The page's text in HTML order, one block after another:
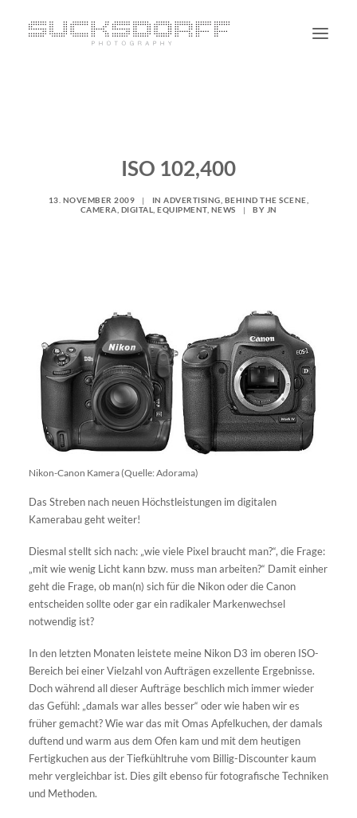
CONTACT
ISO 102,400
13. NOVEMBER 2009 | INADVERTISING BEHIND THE SCENE
CAMERA DIGITAL EQUIPMENT, NEWS | BY JN
Nikon-Canon Kamera (Quelle: Adorama)
Das Streben nach neuen Höchstleistungen im digitalen
Kamerabau geht weiter!
Diesmal stellt sich nach: „wie viele Pixel braucht man?“, die Frage:
„mit wie wenig Licht kann bzw. muss man arbeiten?“ Damit einher
geht die Frage, ob man(n) sich für die Nikon oder die Canon
entscheiden sollte oder gar ein radikaler Markenwechsel
notwendig ist?
In den letzten Monaten leistete meine Nikon D3 im oberen ISO-
Bereich bei einer Vielzahl von Aufträgen exzellente Ergebnisse.
Doch während all dieser Aufträge beschlich mich immer wieder
das Gefühl: „damals war alles besser“ oder wie haben wir es
früher gemacht? Wie war das mit Omas Apfelkuchen, der damals
duftend und warm aus dem Ofen kam und mit dem heutigen
Fertigkuchen aus der Tiefkühltruhe vom Billig-Discounter kaum
mehr vergleichbar ist. Dies gilt ebenso für fotografische Techniken
und Methoden.